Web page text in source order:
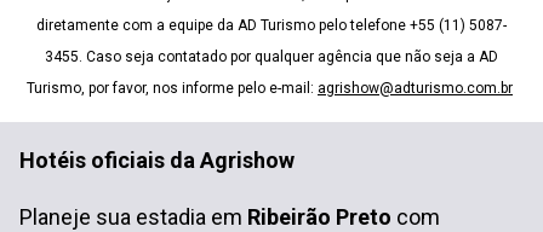
diretamente com a equipe da AD Turismo pelo telefone +55 (11) 5087-
3455. Caso seja contatado por qualquer agência que não seja a AD
Turismo, por favor, nos informe pelo e-mail: agrishow@adturismo.com.br
Hotéis oficiais da Agrishow
Planeje sua estadia em Ribeirão Preto com